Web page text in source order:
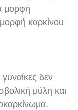
μορφή
καρκίνου
δεν
μύλη και